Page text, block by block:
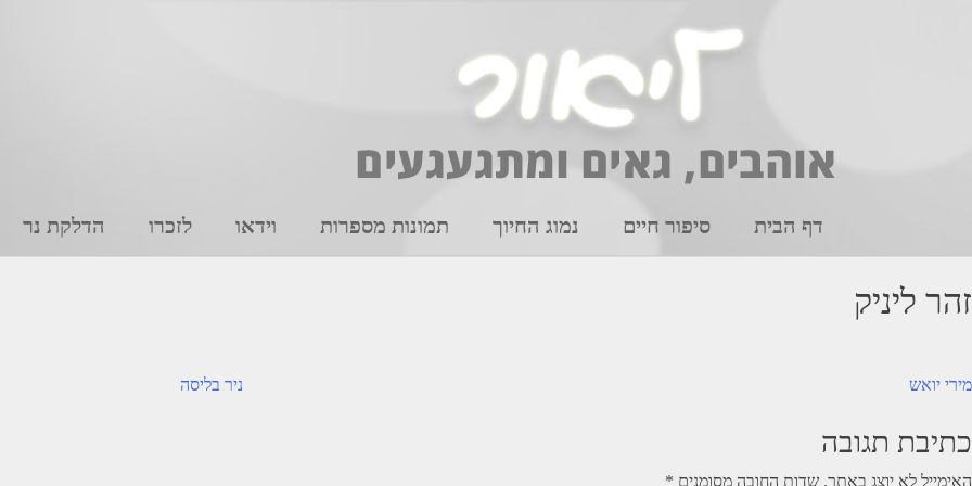
דף הבית סיפור חיים נמוג החיוך תמונות מספרות וידאו לזכרו הדלקת נר
זהר ליניק
ניווט ניר בליסה מירי יואש
כתיבת תגובה
האימייל לא יוצג באתר. שדות החובה מסומנים *